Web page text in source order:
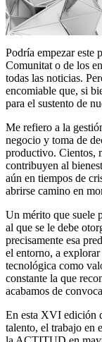
Podría empezar este
Comunitat o de los
todas las noticias.
encomiable que, si
para el sustento de
Me refiero a la
negocio y toma de
productivo. Cientos,
contribuyen al
aún en tiempos de
abrirse camino en
Un mérito que suele
al que se le debe
precisamente esa
el entorno, a
tecnológica como
constante la que
acabamos de
En esta XVI edición
talento, el trabajo en